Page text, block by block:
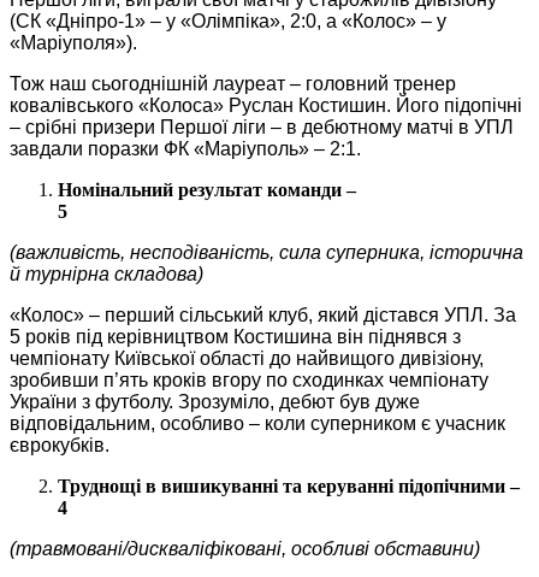
(СК «Дніпро-1» – у «Олімпіка», 2:0, а «Колос» – у
«Маріуполя»).
Тож наш сьогоднішній лауреат – головний тренер
ковалівського «Колоса» Руслан Костишин. Його підопічні
– срібні призери Першої ліги – в дебютному матчі в УПЛ
завдали поразки ФК «Маріуполь» – 2:1.
Номінальний результат команди –
5
(важливість, несподіваність, сила суперника, історична
й турнірна складова)
«Колос» – перший сільський клуб, який дістався УПЛ. За
5 років під керівництвом Костишина він піднявся з
чемпіонату Київської області до найвищого дивізіону,
зробивши п’ять кроків вгору по сходинках чемпіонату
України з футболу. Зрозуміло, дебют був дуже
відповідальним, особливо – коли суперником є учасник
єврокубків.
Труднощі в вишикуванні та керуванні підопічними –
4
(травмовані/дискваліфіковані, особливі обставини)